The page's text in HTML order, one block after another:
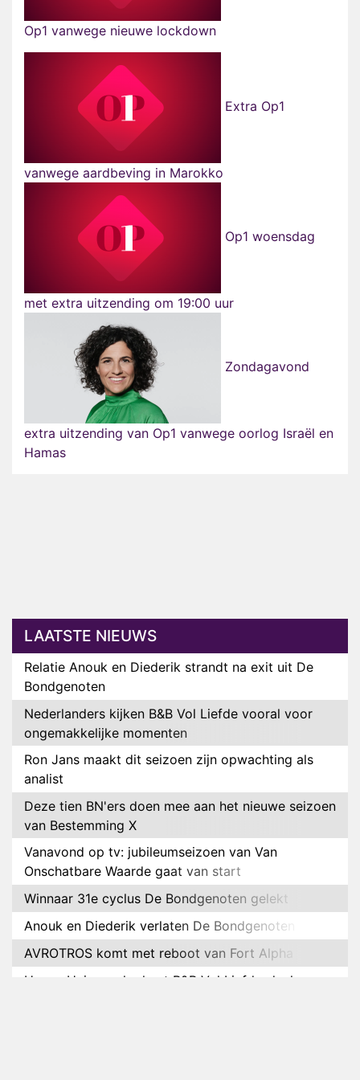
Op1 vanwege nieuwe lockdown
Extra Op1
vanwege aardbeving in Marokko
Op1 woensdag
met extra uitzending om 19:00 uur
Zondagavond
extra uitzending van Op1 vanwege oorlog Israël en
Hamas
LAATSTE NIEUWS
Relatie Anouk en Diederik strandt na exit uit De
Bondgenoten
Nederlanders kijken B&B Vol Liefde vooral voor
ongemakkelijke momenten
Ron Jans maakt dit seizoen zijn opwachting als
analist
Deze tien BN'ers doen mee aan het nieuwe seizoen
van Bestemming X
Vanavond op tv: jubileumseizoen van Van
Onschatbare Waarde gaat van start
Winnaar 31e cyclus De Bondgenoten gelekt
Anouk en Diederik verlaten De Bondgenoten
AVROTROS komt met reboot van Fort Alpha
Henny Huisman herkent B&B Vol Liefde-deelnemer